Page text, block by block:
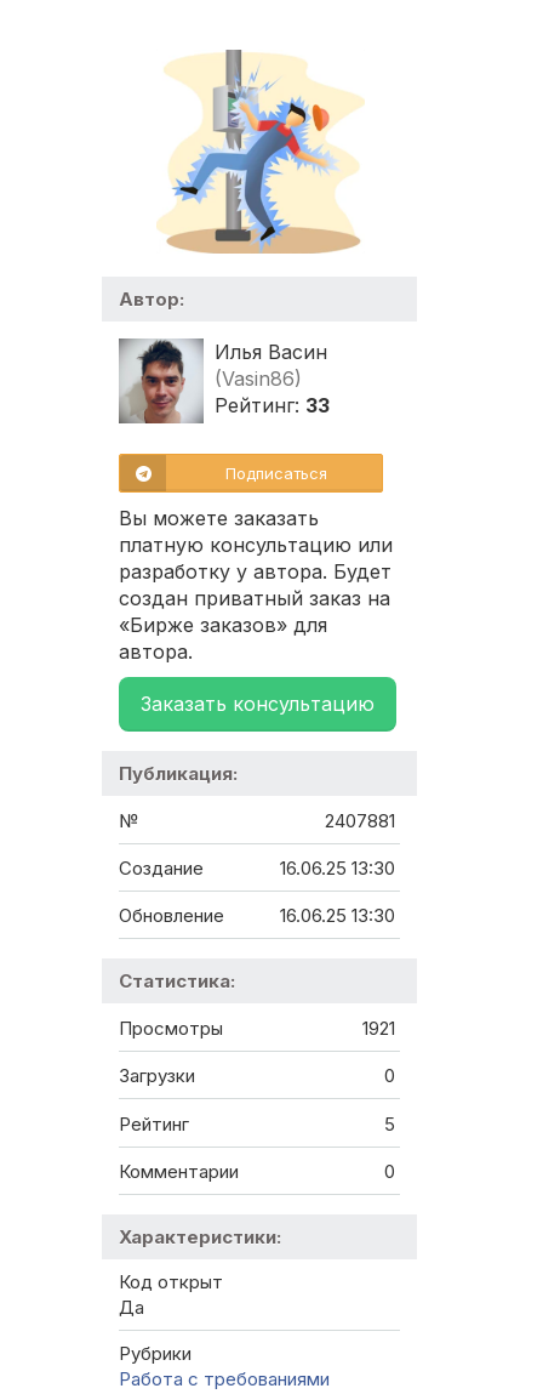
Автор:
Илья Васин
(Vasin86)
Рейтинг: 33
Подписаться
Вы можете заказать
платную консультацию или
разработку у автора. Будет
создан приватный заказ на
«Бирже заказов» для
автора.
Заказать консультацию
Публикация:
№ 2407881
Создание 16.06.25 13:30
Обновление 16.06.25 13:30
Статистика:
Просмотры 1921
Загрузки 0
Рейтинг 5
Комментарии 0
Характеристики:
Код открыт
Да
Рубрики
Работа с требованиями